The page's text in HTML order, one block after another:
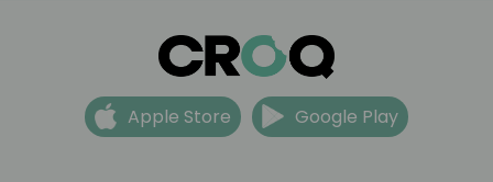
Apple Store Google Play